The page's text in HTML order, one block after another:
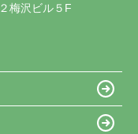
梅沢ビル５F